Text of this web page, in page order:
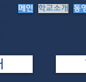
메인 학교소개 동